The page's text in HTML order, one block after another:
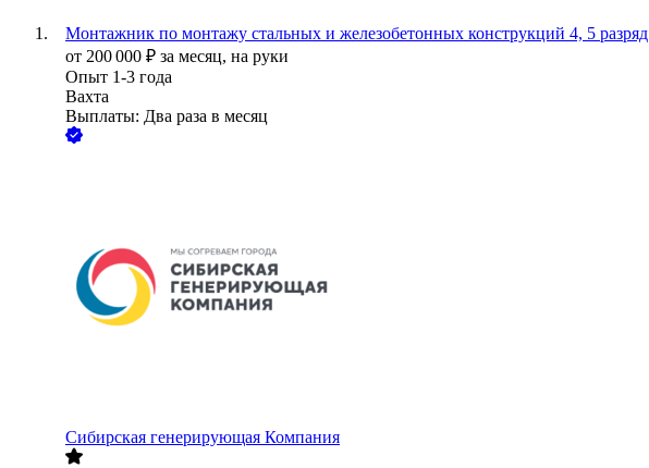
Монтажник по монтажу стальных и железобетонных конструкций 4, 5 разряд
от 200 000 ₽ за месяц, на руки
Опыт 1-3 года
Вахта
Выплаты: Два раза в месяц
Сибирская генерирующая Компания